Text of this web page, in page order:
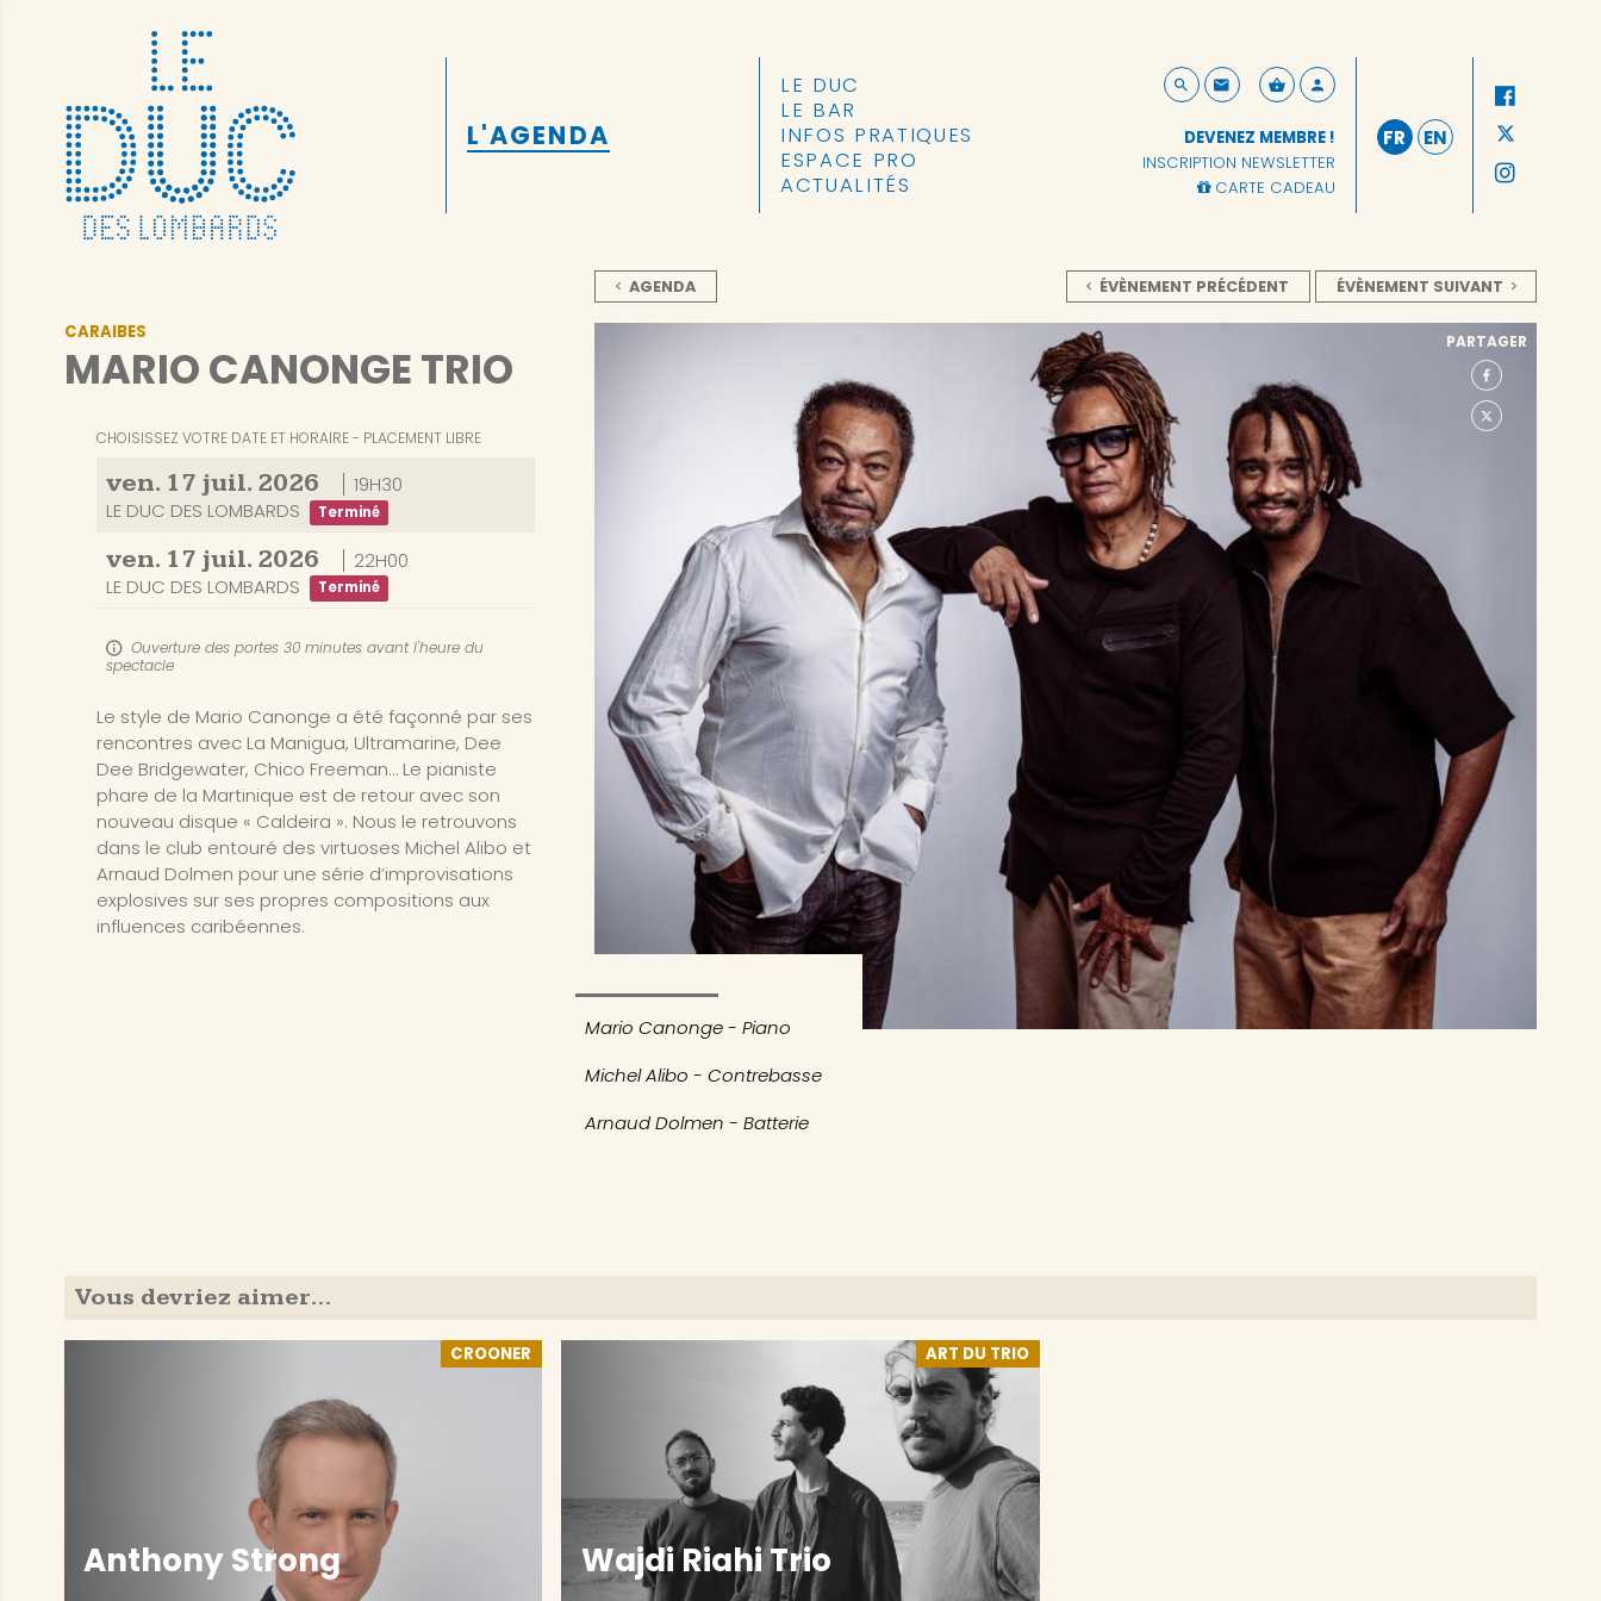
L'AGENDA
LE DUC
LE BAR
INFOS PRATIQUES
ESPACE PRO
ACTUALITÉS
DEVENEZ MEMBRE !
INSCRIPTION NEWSLETTER
CARTE CADEAU
FR EN
AGENDA ÉVÈNEMENT PRÉCÉDENT ÉVÈNEMENT SUIVANT
CARAIBES
MARIO CANONGE TRIO
CHOISISSEZ VOTRE DATE ET HORAIRE PLACEMENT LIBRE
ven. 17 juil. 2026
19H30
LE DUC DES LOMBARDS
Terminé
ven. 17 juil. 2026
22H00
LE DUC DES LOMBARDS
Terminé
Ouverture des portes 30 minutes avant l'heure du
spectacle
Le style de Mario Canonge a été façonné par ses
rencontres avec La Manigua, Ultramarine, Dee
Dee Bridgewater, Chico Freeman… Le pianiste
phare de la Martinique est de retour avec son
nouveau disque « Caldeira ». Nous le retrouvons
dans le club entouré des virtuoses Michel Alibo et
Arnaud Dolmen pour une série d’improvisations
explosives sur ses propres compositions aux
influences caribéennes.
PARTAGER
Mario Canonge - Piano
Michel Alibo - Contrebasse
Arnaud Dolmen - Batterie
Vous devriez aimer…
CROONER
Anthony Strong
ART DU TRIO
Wajdi Riahi Trio